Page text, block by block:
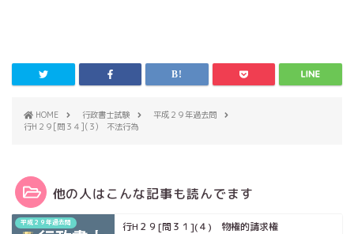
HOME 行政書士試験
平成２９年過去問
行H２９[問３４](３) 不法行為
他の人はこんな記事も読んでます
平成２９年過去問 行H２９[問３１](４) 物権的請求権